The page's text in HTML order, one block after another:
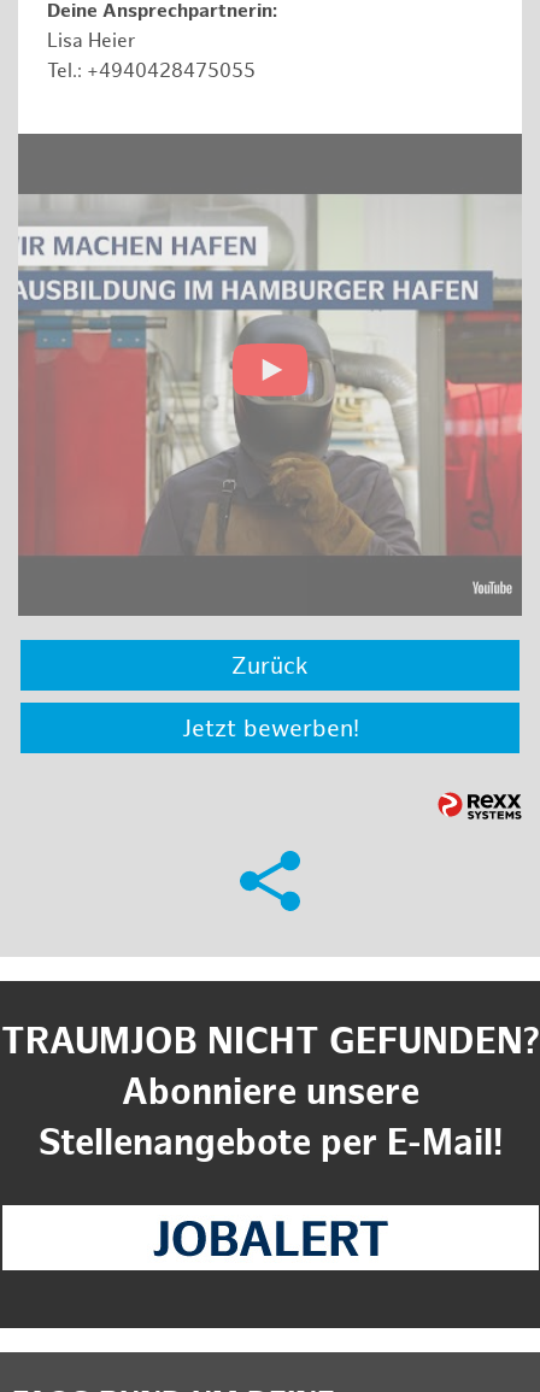
Deine Ansprechpartnerin:
Lisa Heier
Tel.: +4940428475055
Zurück
Jetzt bewerben!
TRAUMJOB NICHT GEFUNDEN?
Abonniere unsere
Stellenangebote per E-Mail!